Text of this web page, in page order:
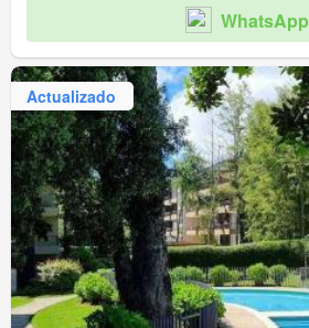
WhatsApp
Actualizado